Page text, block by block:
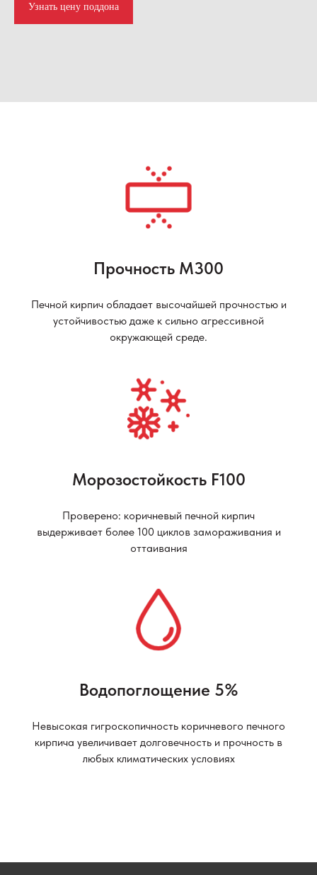
Узнать цену поддона
Прочность М300
Печной кирпич обладает высочайшей прочностью и
устойчивостью даже к сильно агрессивной
окружающей среде.
Морозостойкость F100
Проверено: коричневый печной кирпич
выдерживает более 100 циклов замораживания и
оттаивания
Водопоглощение 5%
Невысокая гигроскопичность коричневого печного
кирпича увеличивает долговечность и прочность в
любых климатических условиях